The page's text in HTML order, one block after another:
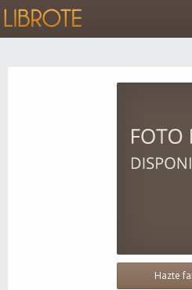
Hazte